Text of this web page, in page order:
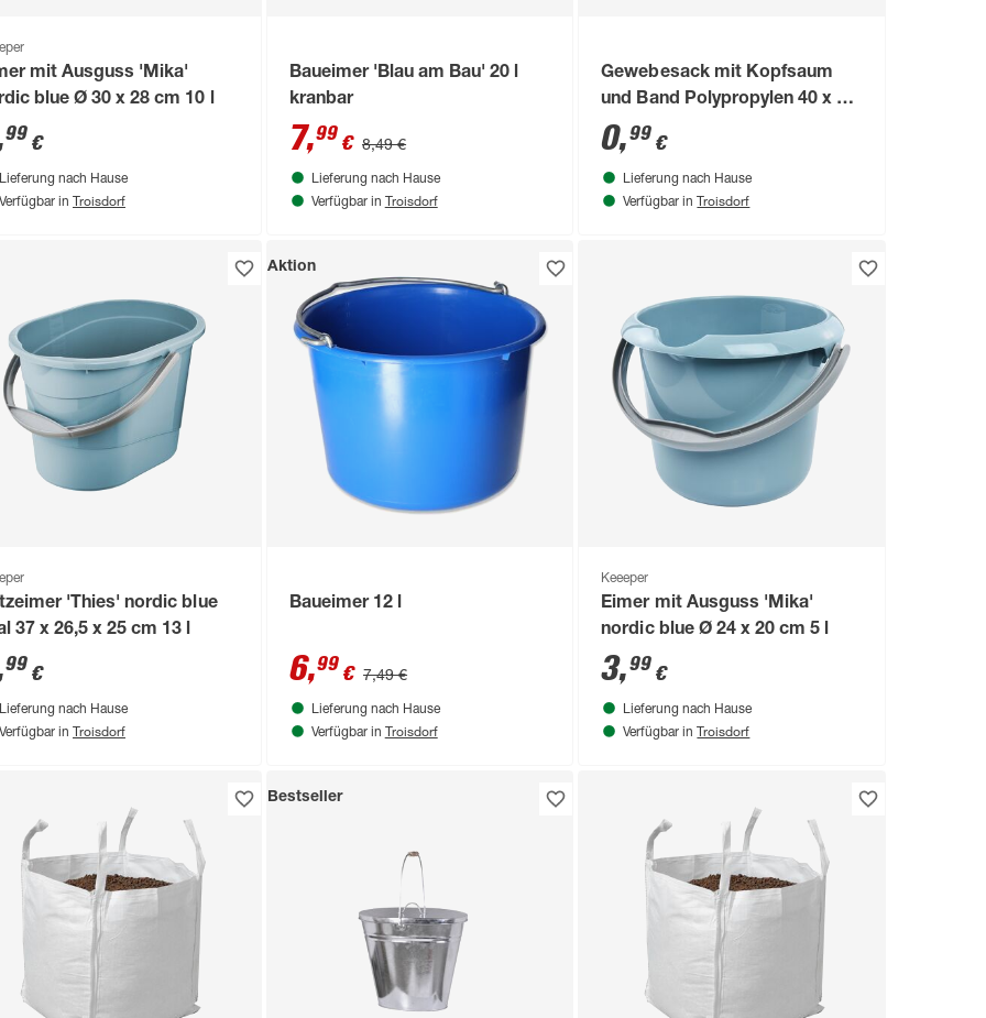
mit Ausguss 'Mika'
blue Ø 30 x 28 cm 10 l
99 €
Lieferung nach Hause
Verfügbar in Troisdorf
Baueimer 'Blau am Bau' 20 l
kranbar
7,99€ 8,49 €
Lieferung nach Hause
Verfügbar in Troisdorf
Gewebesack mit Kopfsaum
und Band Polypropylen 40 x 60
cm
0,99 €
Lieferung nach Hause
Verfügbar in Troisdorf
'Thies' nordic blue
37 x 26,5 x 25 cm 13 l
99 €
Lieferung nach Hause
Verfügbar in Troisdorf
Aktion
Baueimer 12 l
6,99€ 7,49 €
Lieferung nach Hause
Verfügbar in Troisdorf
Keeeper
Eimer mit Ausguss 'Mika'
nordic blue Ø 24 x 20 cm 5 l
3,99 €
Lieferung nach Hause
Verfügbar in Troisdorf
Bestseller